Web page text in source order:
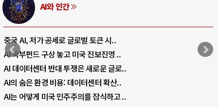
AI와 인간
중국 AI, 저가 공세로 글로벌 토큰 시..
AI 국부펀드 구상 놓고 미국 진보진영 ..
AI 데이터센터 반대 투쟁은 새로운 글로..
AI의 숨은 환경 비용: 데이터센터 확산..
AI는 어떻게 미국 민주주의를 잠식하고 ..